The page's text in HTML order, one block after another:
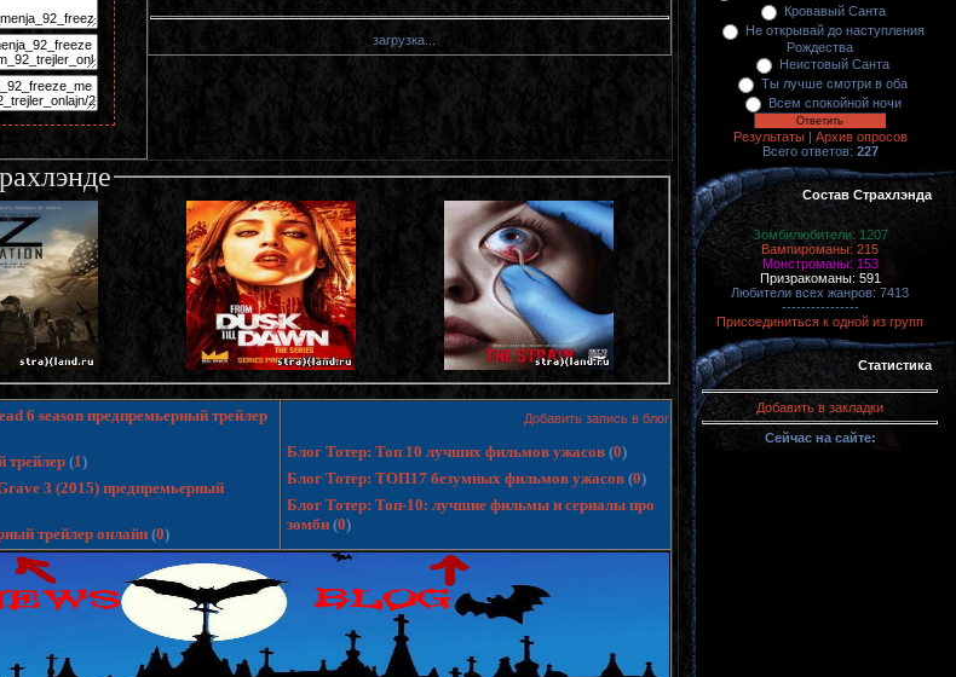
загрузка...
6 season предпремьерный трейлер
трейлер (1)
3 (2015) предпремьерный
трейлер онлайн (0)
Добавить запись в блог
Блог Тотер: Топ 10 лучших фильмов ужасов (0)
Блог Тотер: ТОП17 безумных фильмов ужасов (0)
Блог Тотер: Топ-10: лучшие фильмы и сериалы про
зомби (0)
Кровавый Санта
Не открывай до наступления
Рождества
Неистовый Санта
Ты лучше смотри в оба
Всем спокойной ночи
Результаты| Архив опросов
Всего ответов: 227
Состав Страхлэнда
Зомбилюбители: 1207
Вампироманы: 215
Монстроманы: 153
Призракоманы: 591
Любители всех жанров: 7413
----------------
Присоединиться к одной из групп
Статистика
Добавить в закладки
Сейчас на сайте: